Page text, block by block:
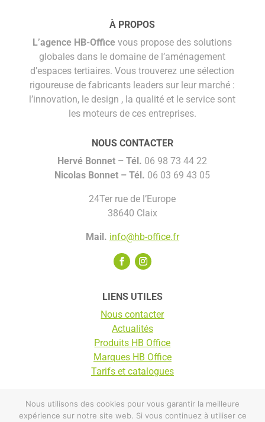
À PROPOS
L’agence HB-Office vous propose des solutions
globales dans le domaine de l’aménagement
d’espaces tertiaires. Vous trouverez une sélection
rigoureuse de fabricants leaders sur leur marché :
l’innovation, le design , la qualité et le service sont
les moteurs de ces entreprises.
NOUS CONTACTER
Hervé Bonnet –Tél. 06 98 73 44 22
Nicolas Bonnet – Tél. 06 03 69 43 05
24Ter rue de l’Europe
38640 Claix
Mail. info@hb-office.fr
LIENS UTILES
Nous contacter
Actualités
Produits HB Office
Marques HB Office
Tarifs et catalogues
© HB Office 2025 |Mentions légales
Nous utilisons des cookies pour vous garantir la meilleure
expérience sur notre site web. Si vous continuez à utiliser ce